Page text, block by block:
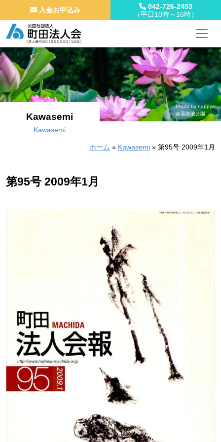
コンテンツへスキップ
メインナビゲーション
入会お申込み
042-726-2453
（平日10時～16時）
Kawasemi
Kawasemi
Photo by nappye
@薬師池公園
ホーム » Kawasemi » 第95号 2009年1月
第95号 2009年1月